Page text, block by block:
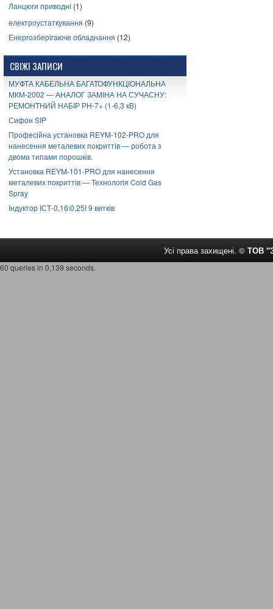
Ланцюги приводні (1)
електроустаткування (9)
Енергозберігаюче обладнання (12)
СВІЖІ ЗАПИСИ
МУФТА КАБЕЛЬНА БАГАТОФУНКЦІОНАЛЬНА
МКМ-2002 — АНАЛОГ ЗАМІНА НА СУЧАСНУ:
РЕМОНТНИЙ НАБІР РН-7+ (1-6,3 кВ)
Сифон SIP
Професійна установка REYM-102-PRO для
нанесення металевих покриттів — робота з
двома типами порошків.
Установка REYM-101-PRO для нанесення
металевих покриттів — Технологія Cold Gas
Spray
Індуктор ІСТ-0,16\0,25І 9 витків
Усі права захищені. © ТОВ
60 queries in 0,139 seconds.